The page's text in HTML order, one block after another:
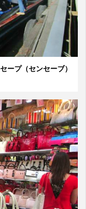
ープ（センセーブ）